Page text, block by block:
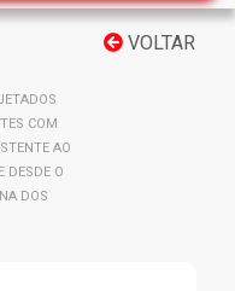
VOLTAR
COM
AO
DESDE O
DOS